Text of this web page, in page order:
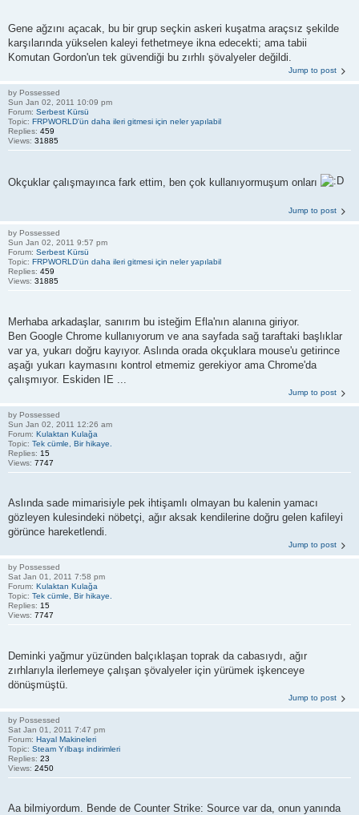
Gene ağzını açacak, bu bir grup seçkin askeri kuşatma araçsız şekilde
karşılarında yükselen kaleyi fethetmeye ikna edecekti; ama tabii
Komutan Gordon'un tek güvendiği bu zırhlı şövalyeler değildi.
Jump to post
by Possessed
Sun Jan 02, 2011 10:09 pm
Forum: Serbest Kürsü
Topic: FRPWORLD'ün daha ileri gitmesi için neler yapılabil
Replies: 459
Views: 31885
Okçuklar çalışmayınca fark ettim, ben çok kullanıyormuşum onları
Jump to post
by Possessed
Sun Jan 02, 2011 9:57 pm
Forum: Serbest Kürsü
Topic: FRPWORLD'ün daha ileri gitmesi için neler yapılabil
Replies: 459
Views: 31885
Merhaba arkadaşlar, sanırım bu isteğim Efla'nın alanına giriyor.
Ben Google Chrome kullanıyorum ve ana sayfada sağ taraftaki başlıklar
var ya, yukarı doğru kayıyor. Aslında orada okçuklara mouse'u getirince
aşağı yukarı kaymasını kontrol etmemiz gerekiyor ama Chrome'da
çalışmıyor. Eskiden IE ...
Jump to post
by Possessed
Sun Jan 02, 2011 12:26 am
Forum: Kulaktan Kulağa
Topic: Tek cümle, Bir hikaye.
Replies: 15
Views: 7747
Aslında sade mimarisiyle pek ihtişamlı olmayan bu kalenin yamacı
gözleyen kulesindeki nöbetçi, ağır aksak kendilerine doğru gelen kafileyi
görünce hareketlendi.
Jump to post
by Possessed
Sat Jan 01, 2011 7:58 pm
Forum: Kulaktan Kulağa
Topic: Tek cümle, Bir hikaye.
Replies: 15
Views: 7747
Deminki yağmur yüzünden balçıklaşan toprak da cabasıydı, ağır
zırhlarıyla ilerlemeye çalışan şövalyeler için yürümek işkenceye
dönüşmüştü.
Jump to post
by Possessed
Sat Jan 01, 2011 7:47 pm
Forum: Hayal Makineleri
Topic: Steam Yılbaşı indirimleri
Replies: 23
Views: 2450
Aa bilmiyordum. Bende de Counter Strike: Source var da, onun yanında